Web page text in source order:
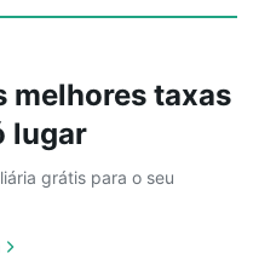
melhores taxas
lugar
grátis para o seu